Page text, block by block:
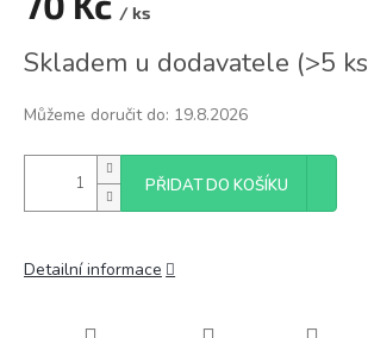
/ ks
cena:
Skladem u dodavatele (>5 ks
Můžeme doručit do: 19.8.2026
PŘIDAT DO KOŠÍKU
Detailní informace